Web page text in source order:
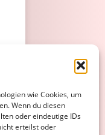
wie Cookies, um
Wenn du diesen
oder eindeutige IDs
erteilst oder